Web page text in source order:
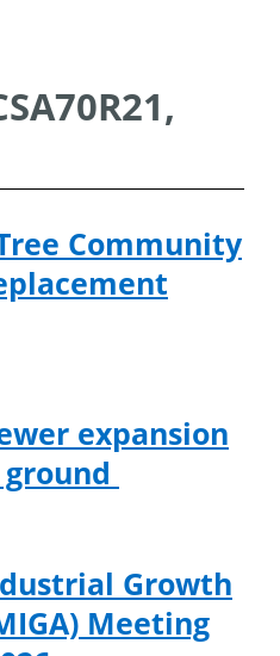
Community
expansion
Growth
Meeting